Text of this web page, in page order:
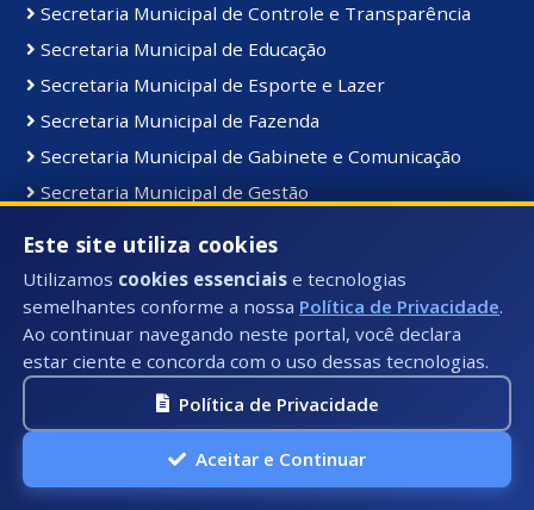
Secretaria Municipal de Controle e Transparência
Secretaria Municipal de Educação
Secretaria Municipal de Esporte e Lazer
Secretaria Municipal de Fazenda
Secretaria Municipal de Gabinete e Comunicação
Secretaria Municipal de Gestão
Urbanos
Secretaria Municipal de Interior
Secretaria Municipal de Meio Ambiente e Limpeza
Pública
Secretaria Municipal de Planejamento
Secretaria Municipal de Saúde
Secretaria Municipal de Turismo e Cultura
Este site utiliza cookies
Utilizamos cookies essenciais e tecnologias
semelhantes conforme a nossa Política de Privacidade.
Ao continuar navegando neste portal, você declara
estar ciente e concorda com o uso dessas tecnologias.
Política de Privacidade
Aceitar e Continuar